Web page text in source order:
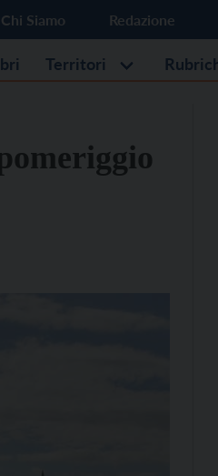
Chi Siamo Redazione
Territori